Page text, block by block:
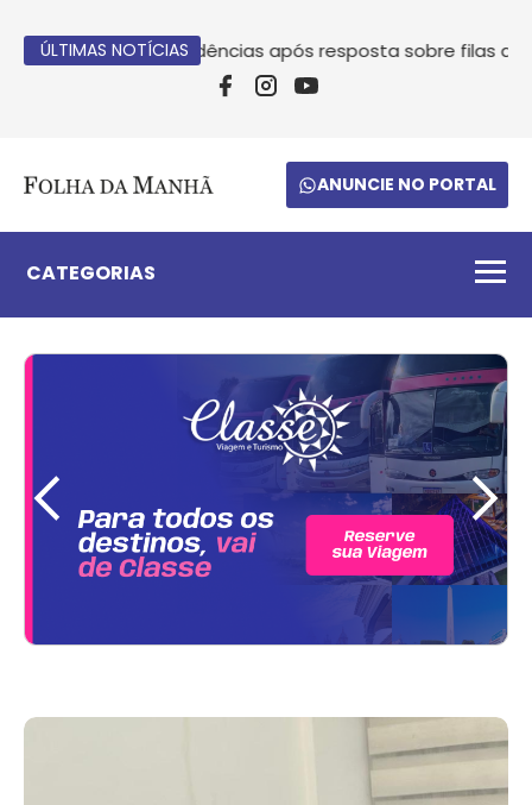
ÚLTIMAS NOTÍCIAS
providências após resposta sobre filas da saúde em
ANUNCIE NO PORTAL
CATEGORIAS